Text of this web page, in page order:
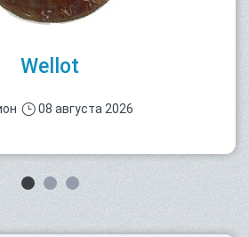
Wellot
08 августа 2026